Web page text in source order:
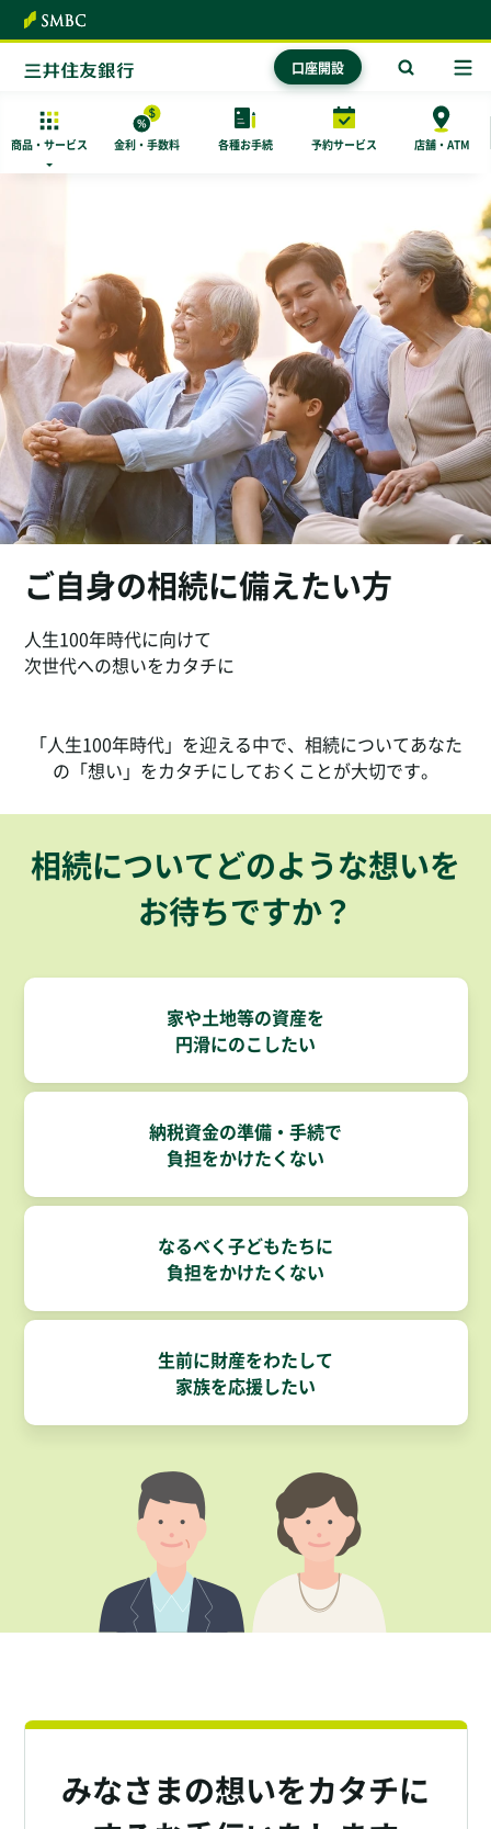
本文へ
口座開設
商品・ サービス 金利・手数料 各種お手続 予約サービス 店舗・ATM
ご自身の相続に備えたい方
人生100年時代に向けて
次世代への想いをカタチに
「人生100年時代」を迎える中で、相続についてあなた
の「想い」をカタチにしておくことが大切です。
相続についてどのような想いを
お待ちですか？
家や土地等の資産を
円滑にのこしたい
納税資金の準備・手続で
負担をかけたくない
なるべく子どもたちに
負担をかけたくない
生前に財産をわたして
家族を応援したい
みなさまの想いをカタチに